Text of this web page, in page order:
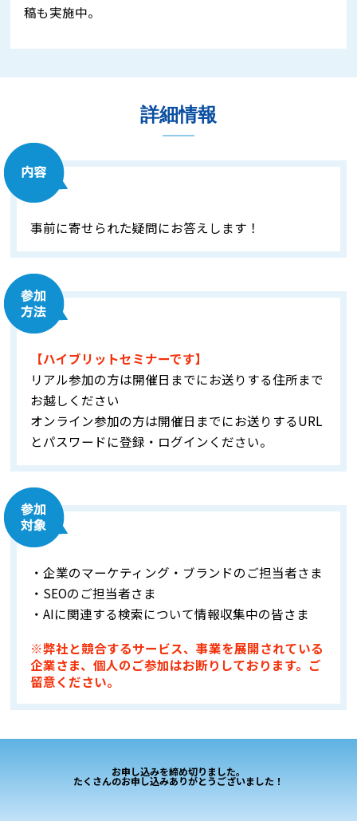
稿も実施中。
詳細情報
事前に寄せられた疑問にお答えします！
【ハイブリットセミナーです】
リアル参加の方は開催日までにお送りする住所まで
お越しください
オンライン参加の方は開催日までにお送りするURL
とパスワードに登録・ログインください。
・企業のマーケティング・ブランドのご担当者さま
・SEOのご担当者さま
・AIに関連する検索について情報収集中の皆さま
※弊社と競合するサービス、事業を展開されている
企業さま、個人のご参加はお断りしております。ご
留意ください。
お申し込みを締め切りました。
たくさんのお申し込みありがとうございました！